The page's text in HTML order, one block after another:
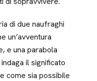
di due naufraghi
un’avventura
e una parabola
il significato
come sia possibile